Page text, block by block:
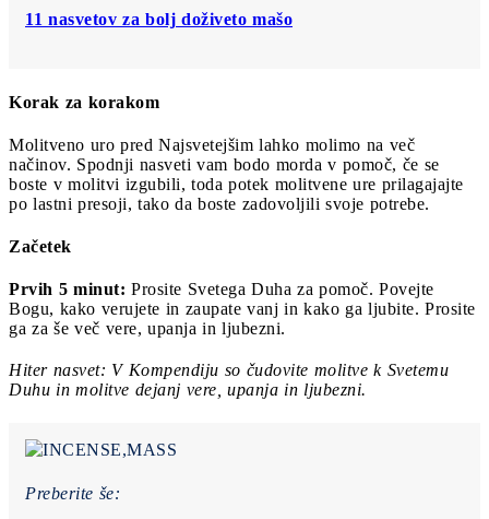
11 nasvetov za bolj doživeto mašo
Korak za korakom
Molitveno uro pred Najsvetejšim lahko molimo na več
načinov. Spodnji nasveti vam bodo morda v pomoč, če se
boste v molitvi izgubili, toda potek molitvene ure prilagajajte
po lastni presoji, tako da boste zadovoljili svoje potrebe.
Začetek
Prvih 5 minut: Prosite Svetega Duha za pomoč. Povejte
Bogu, kako verujete in zaupate vanj in kako ga ljubite. Prosite
ga za še več vere, upanja in ljubezni.
Hiter nasvet: V Kompendiju so čudovite molitve k Svetemu
Duhu in molitve dejanj vere, upanja in ljubezni.
Preberite še: